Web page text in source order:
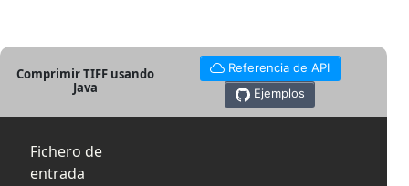
Comprimir TIFF usando
Java
Referencia de API
Ejemplos
Fichero de
entrada